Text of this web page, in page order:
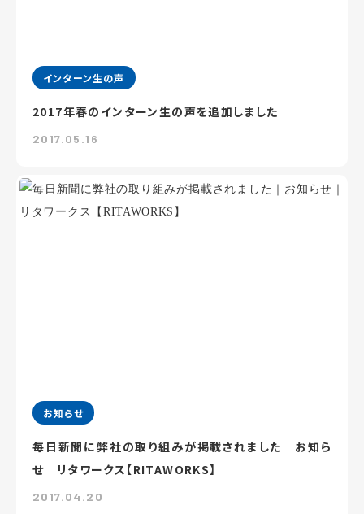
インターン生の声
2017年春のインターン生の声を追加しました
2017.05.16
お知らせ
毎日新聞に弊社の取り組みが掲載されました｜お知ら
せ｜リタワークス【RITAWORKS】
2017.04.20